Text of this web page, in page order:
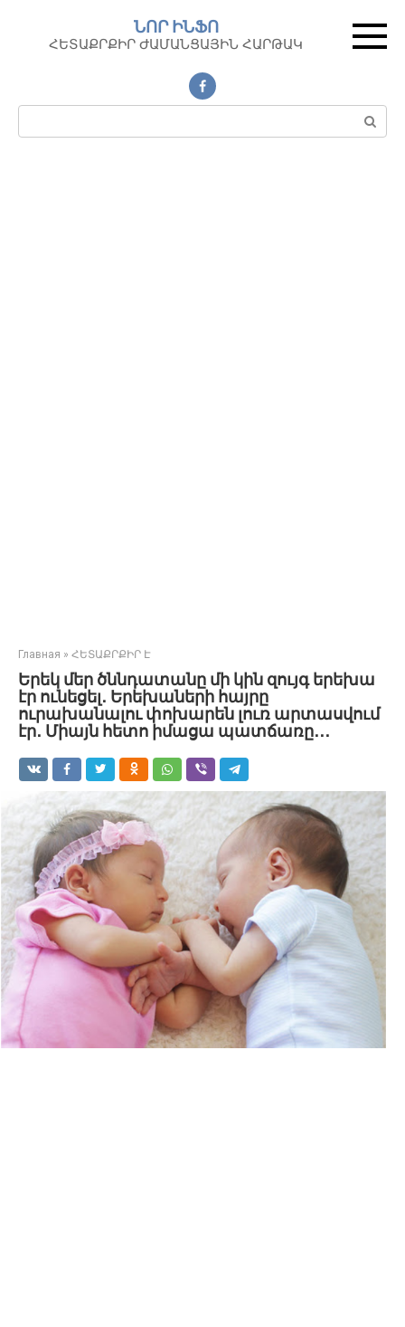
контенту
ՆՈՐ ԻՆՖՈ
ՀԵՏԱՔՐՔԻՐ ԺԱՄԱՆՑԱՅԻՆ ՀԱՐԹԱԿ
Поиск:
Главная » ՀԵՏԱՔՐՔԻՐ Է
Երեկ մեր ծննդատանը մի կին զույգ երեխա
էր ունեցել․ Երեխաների հայրը
ուրախանալու փոխարեն լուռ արտասվում
էր․ Միայն հետո իմացա պատճառը․․․